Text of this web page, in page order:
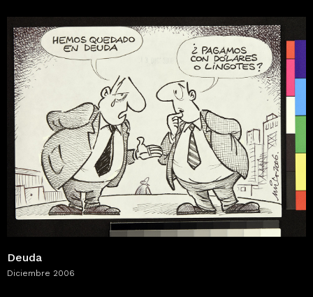
Deuda
Diciembre 2006